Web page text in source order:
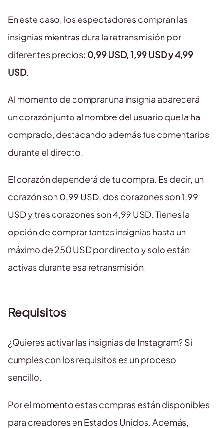
En este caso, los espectadores compran las
insignias mientras dura la retransmisión por
diferentes precios: 0,99 USD, 1,99 USD y 4,99
USD.
Al momento de comprar una insignia aparecerá
un corazón junto al nombre del usuario que la ha
comprado, destacando además tus comentarios
durante el directo.
El corazón dependerá de tu compra. Es decir, un
corazón son 0,99 USD, dos corazones son 1,99
USD y tres corazones son 4,99 USD. Tienes la
opción de comprar tantas insignias hasta un
máximo de 250 USD por directo y solo están
activas durante esa retransmisión.
Requisitos
¿Quieres activar las insignias de Instagram? Si
cumples con los requisitos es un proceso
sencillo.
Por el momento estas compras están disponibles
para creadores en Estados Unidos. Además,